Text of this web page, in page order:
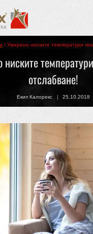
/ Умерено ниските температури
отслабване!
Екип Калорекс 25.10.2018